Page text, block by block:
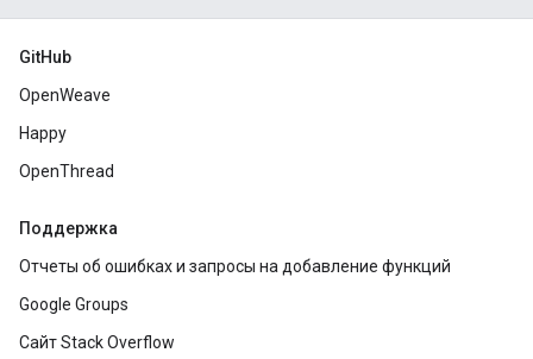
GitHub
OpenWeave
Happy
OpenThread
Поддержка
Отчеты об ошибках и запросы на добавление функций
Google Groups
Сайт Stack Overflow